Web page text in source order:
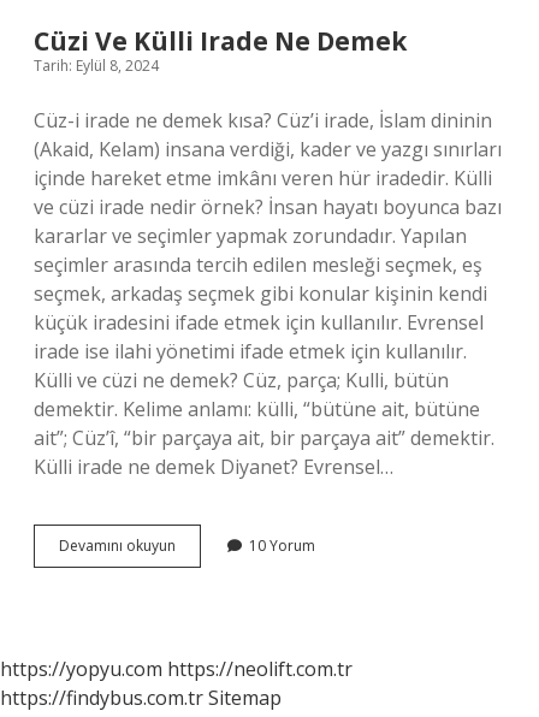
Cüzi Ve Külli Irade Ne Demek
Tarih: Eylül 8, 2024
Cüz-i irade ne demek kısa? Cüz’i irade, İslam dininin
(Akaid, Kelam) insana verdiği, kader ve yazgı sınırları
içinde hareket etme imkânı veren hür iradedir. Külli
ve cüzi irade nedir örnek? İnsan hayatı boyunca bazı
kararlar ve seçimler yapmak zorundadır. Yapılan
seçimler arasında tercih edilen mesleği seçmek, eş
seçmek, arkadaş seçmek gibi konular kişinin kendi
küçük iradesini ifade etmek için kullanılır. Evrensel
irade ise ilahi yönetimi ifade etmek için kullanılır.
Külli ve cüzi ne demek? Cüz, parça; Kulli, bütün
demektir. Kelime anlamı: külli, “bütüne ait, bütüne
ait”; Cüz’î, “bir parçaya ait, bir parçaya ait” demektir.
Külli irade ne demek Diyanet? Evrensel…
Devamını okuyun
Ve
10 Yorum
https://yopyu.com https://neolift.com.tr
https://findybus.com.trSitemap